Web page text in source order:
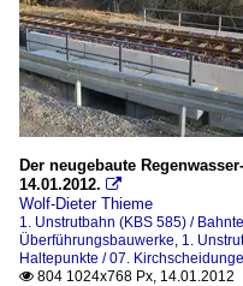
Der neugebaute
14.01.2012. 
Wolf-Dieter Thieme
1. Unstrutbahn (KBS 585) /
Überführungsbauwerke, 1.
Haltepunkte / 07.
 804 1024x768 Px, 14.01.2012